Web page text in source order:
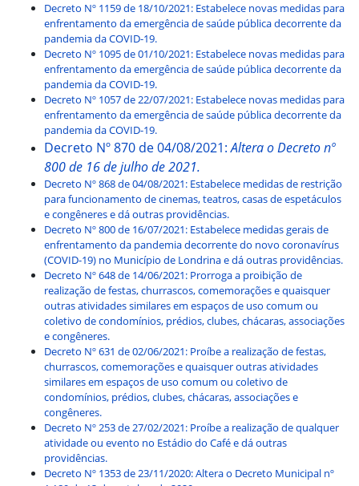
Decreto Nº 1159 de 18/10/2021: Estabelece novas medidas para
enfrentamento da emergência de saúde pública decorrente da
pandemia da COVID-19.
Decreto Nº 1095 de 01/10/2021: Estabelece novas medidas para
enfrentamento da emergência de saúde pública decorrente da
pandemia da COVID-19.
Decreto Nº 1057 de 22/07/2021: Estabelece novas medidas para
enfrentamento da emergência de saúde pública decorrente da
pandemia da COVID-19.
Decreto Nº 870 de 04/08/2021:Altera o Decreto nº
800 de 16 de julho de 2021.
Decreto Nº 868 de 04/08/2021: Estabelece medidas de restrição
para funcionamento de cinemas, teatros, casas de espetáculos
e congêneres e dá outras providências.
Decreto Nº 800 de 16/07/2021: Estabelece medidas gerais de
enfrentamento da pandemia decorrente do novo coronavírus
(COVID-19) no Município de Londrina e dá outras providências.
Decreto Nº 648 de 14/06/2021: Prorroga a proibição de
realização de festas, churrascos, comemorações e quaisquer
outras atividades similares em espaços de uso comum ou
coletivo de condomínios, prédios, clubes, chácaras, associações
e congêneres.
Decreto Nº 631 de 02/06/2021: Proíbe a realização de festas,
churrascos, comemorações e quaisquer outras atividades
similares em espaços de uso comum ou coletivo de
condomínios, prédios, clubes, chácaras, associações e
congêneres.
Decreto Nº 253 de 27/02/2021: Proíbe a realização de qualquer
atividade ou evento no Estádio do Café e dá outras
providências.
Decreto Nº 1353 de 23/11/2020: Altera o Decreto Municipal nº